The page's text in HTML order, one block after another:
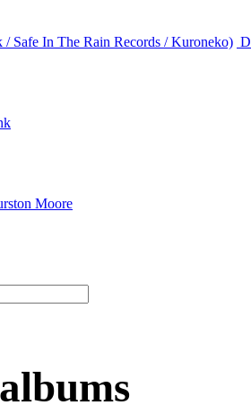
/ Safe In The Rain Records / Kuroneko)
Moore